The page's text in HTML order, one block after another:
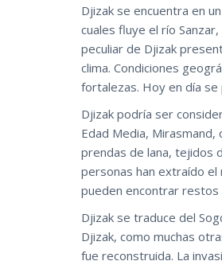
Djizak se encuentra en
cuales fluye el río
peculiar de Djizak
clima. Condiciones
fortalezas. Hoy en día
Djizak podría ser
Edad Media,
prendas de lana, tejidos
personas han extraído el
pueden encontrar
Djizak se traduce del
Djizak, como muchas
fue reconstruida. La